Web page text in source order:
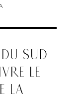
SUD
LE
LA